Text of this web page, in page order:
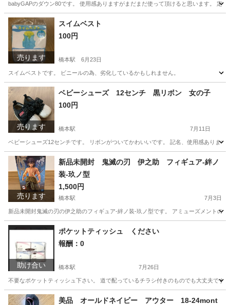
babyGAPのダウン80です。 使用感ありますがまだまだ使って頂けると思います。 定価
神奈川 相模原市 橋本駅
売ります
スイムベスト
100円
橋本駅 6月23日
スイムベストです。 ビニールの為、劣化しているかもしれません。
神奈川 相模原市 ベビー用品 ベスト
売ります
ベビーシューズ 12センチ 黒リボン 女の子
100円
橋本駅 7月11日
ベビーシューズ12センチです。 リボンがついてかわいいです。 記名、使用感あります
神奈川 相模原市 橋本駅 子供用品 シューズ
売ります
新品未開封 鬼滅の刃 伊之助 フィギュア-絆ノ
装-玖ノ型
1,500円
橋本駅 7月3日
新品未開封鬼滅の刃の伊之助のフィギュア-絆ノ装-玖ノ型です。 アミューズメントの
神奈川 相模原市 橋本駅 鬼滅の刃
助け合い
ポケットティッシュ ください
報酬：0
橋本駅 7月26日
不要なポケットティッシュ下さい。 道で配っているチラシ付きのものでも大丈夫です
神奈川 相模原市 橋本駅 買いたい/ください
美品 オールドネイビー アウター 18-24mont